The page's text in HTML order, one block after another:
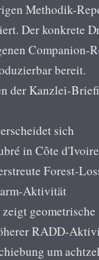
Methodik-
Der konkrete
Companion-
bereit.
der Kanzlei-
sich
in Côte
Forest-
Aktivität
geometrische
RADD-
um